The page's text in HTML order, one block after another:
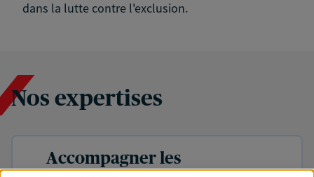
dans la lutte contre l'exclusion.
Nos expertises
Accompagner les